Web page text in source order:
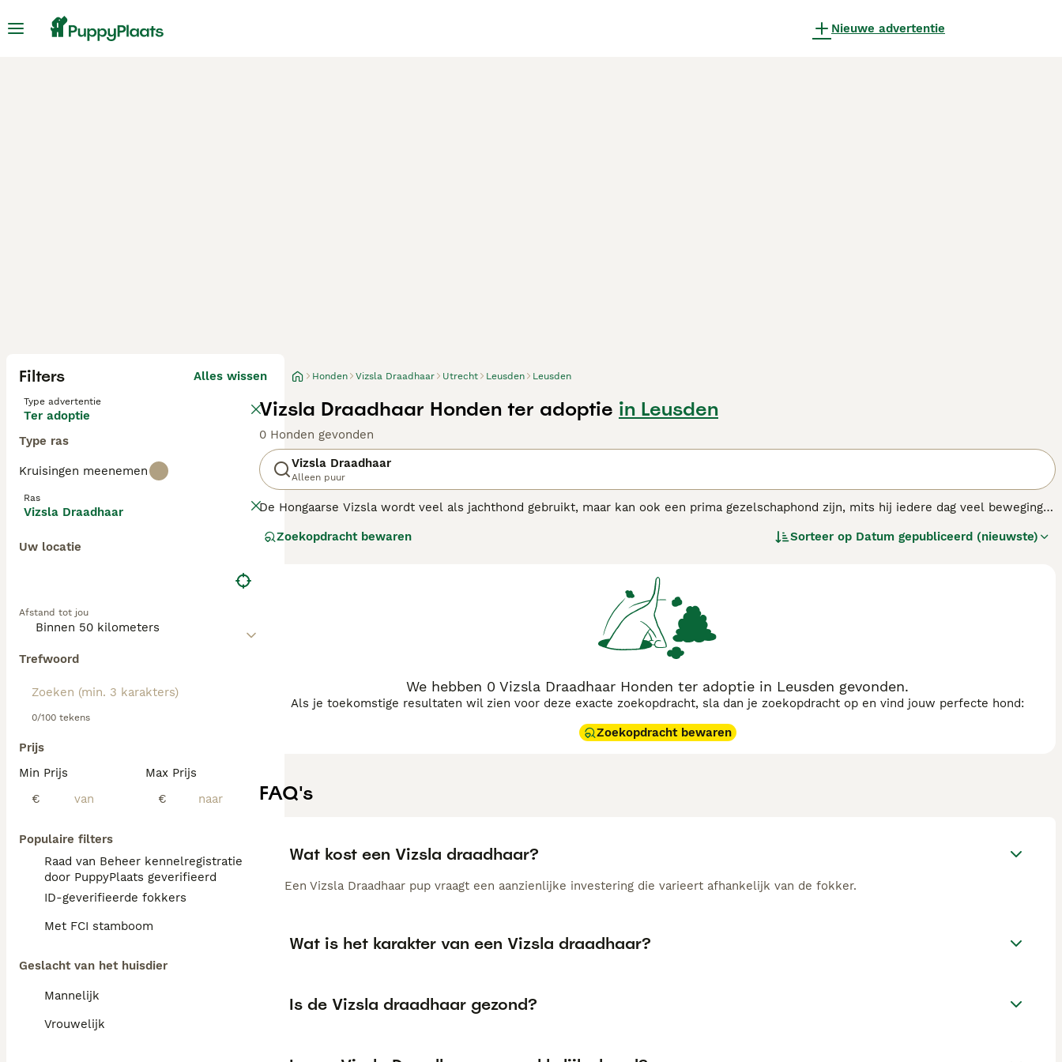
Nieuwe advertentie
Filters Alles wissen
Type advertentie
Ter adoptie
Type ras
Kruisingen meenemen
Ras
Vizsla Draadhaar
Uw locatie
Afstand tot jou
Trefwoord
0/100 tekens
Prijs
Min Prijs
€
Max Prijs
€
Populaire filters
Raad van Beheer kennelregistratie
door PuppyPlaats geverifieerd
ID-geverifieerde fokkers
Met FCI stamboom
Geslacht van het huisdier
Mannelijk
Vrouwelijk
Honden Vizsla Draadhaar Utrecht Leusden Leusden
Vizsla Draadhaar Honden ter adoptie in Leusden
0 Honden gevonden
Vizsla Draadhaar
Alleen puur
De Hongaarse Vizsla wordt veel als jachthond gebruikt, maar kan ook een prima gezelschaphond zijn, mits hij iedere dag veel beweging
en heeft een enorm uithoudingsvermogen.
Zoekopdracht bewaren Sorteer op Datum gepubliceerd (nieuwste)
We hebben 0 Vizsla Draadhaar Honden ter adoptie in Leusden gevonden.
Als je toekomstige resultaten wil zien voor deze exacte zoekopdracht, sla dan je zoekopdracht op en vind jouw perfecte hond:
Zoekopdracht bewaren
FAQ's
Wat kost een Vizsla draadhaar?
Een Vizsla Draadhaar pup vraagt een aanzienlijke investering die varieert afhankelijk van de fokker.
Wat is het karakter van een Vizsla draadhaar?
Is de Vizsla draadhaar gezond?